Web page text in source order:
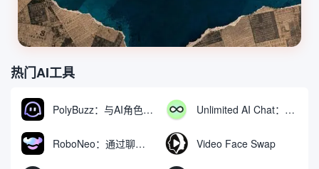
热门AI工具
PolyBuzz：与AI角色互动的免费聊天与角色扮演平台 Unlimited AI Chat：免费无限制的AI聊天工具
RoboNeo：通过聊天生成和编辑视频与图像的AI工具 Video Face Swap